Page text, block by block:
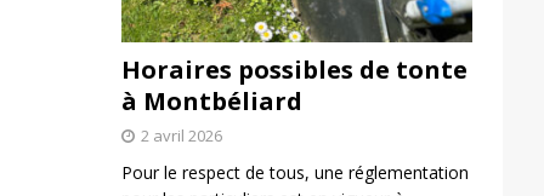
Horaires possibles de tonte
à Montbéliard
2 avril 2026
Pour le respect de tous, une réglementation